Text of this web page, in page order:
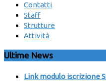
Contatti
Staff
Strutture
Attività
Ultime News
Link modulo iscrizione